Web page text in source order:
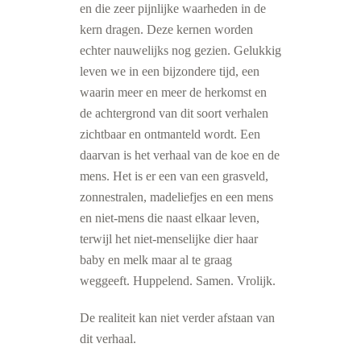
en die zeer pijnlijke waarheden in de
kern dragen. Deze kernen worden
echter nauwelijks nog gezien. Gelukkig
leven we in een bijzondere tijd, een
waarin meer en meer de herkomst en
de achtergrond van dit soort verhalen
zichtbaar en ontmanteld wordt. Een
daarvan is het verhaal van de koe en de
mens. Het is er een van een grasveld,
zonnestralen, madeliefjes en een mens
en niet-mens die naast elkaar leven,
terwijl het niet-menselijke dier haar
baby en melk maar al te graag
weggeeft. Huppelend. Samen. Vrolijk.
De realiteit kan niet verder afstaan van
dit verhaal.